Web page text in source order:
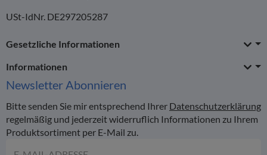
USt-IdNr. DE297205287
Gesetzliche Informationen
Informationen
NewsletterAbonnieren
Bitte senden Sie mir entsprechend Ihrer Datenschutzerklärung
regelmäßig und jederzeit widerruflich Informationen zu Ihrem
Produktsortiment per E-Mail zu.